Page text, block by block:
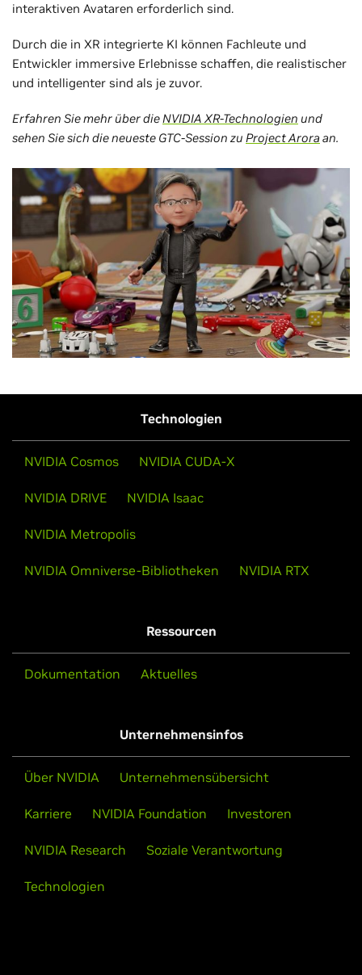
interaktiven Avataren erforderlich sind.
Durch die in XR integrierte KI können Fachleute und
Entwickler immersive Erlebnisse schaffen, die realistischer
und intelligenter sind als je zuvor.
Erfahren Sie mehr über dieNVIDIA XR-Technologien und
sehen Sie sich die neueste GTC-Session zu Project Arora an.
Technologien
NVIDIA Cosmos NVIDIA CUDA-X
NVIDIA DRIVE NVIDIA Isaac
NVIDIA Metropolis
NVIDIA Omniverse-Bibliotheken NVIDIA RTX
Ressourcen
Dokumentation Aktuelles
Unternehmensinfos
Über NVIDIA Unternehmensübersicht
Karriere NVIDIA Foundation Investoren
NVIDIA Research Soziale Verantwortung
Technologien